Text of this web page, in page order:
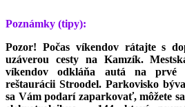
Poznámky (tipy):
Pozor! Počas víkendov rátajte s
uzáverou cesty na Kamzík.
víkendov odkláňa autá na prvé
reštaurácii Stroodel. Parkovisko
sa Vám podarí zaparkovať, môžete